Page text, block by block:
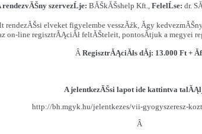
rendezvĂŠny szervezĹje: BĂŠkĂŠshelp Kft.,FelelĹse: dr.
elveket figyelembe vesszĂźk, Ă­gy
on-line regisztrĂĄciĂł feltĂŠteleit, pontosĂ­tjuk a megyei
Â RegisztrĂĄciĂłs dĂ­j: 13.000 Ft +
A jelentkezĂŠsi lapot ide kattintva
http://bh.mgyk.hu/jelentkezes/vii-gyogyszeresz-
Â